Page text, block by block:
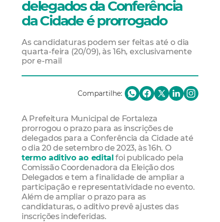
delegados da Conferência
da Cidade é prorrogado
As candidaturas podem ser feitas até o dia
quarta-feira (20/09), às 16h, exclusivamente
por e-mail
Compartilhe:
A Prefeitura Municipal de Fortaleza
prorrogou o prazo para as inscrições de
delegados para a Conferência da Cidade até
o dia 20 de setembro de 2023, às 16h. O
termo aditivo ao edital foi publicado pela
Comissão Coordenadora da Eleição dos
Delegados e tem a finalidade de ampliar a
participação e representatividade no evento.
Além de ampliar o prazo para as
candidaturas, o aditivo prevê ajustes das
inscrições indeferidas.